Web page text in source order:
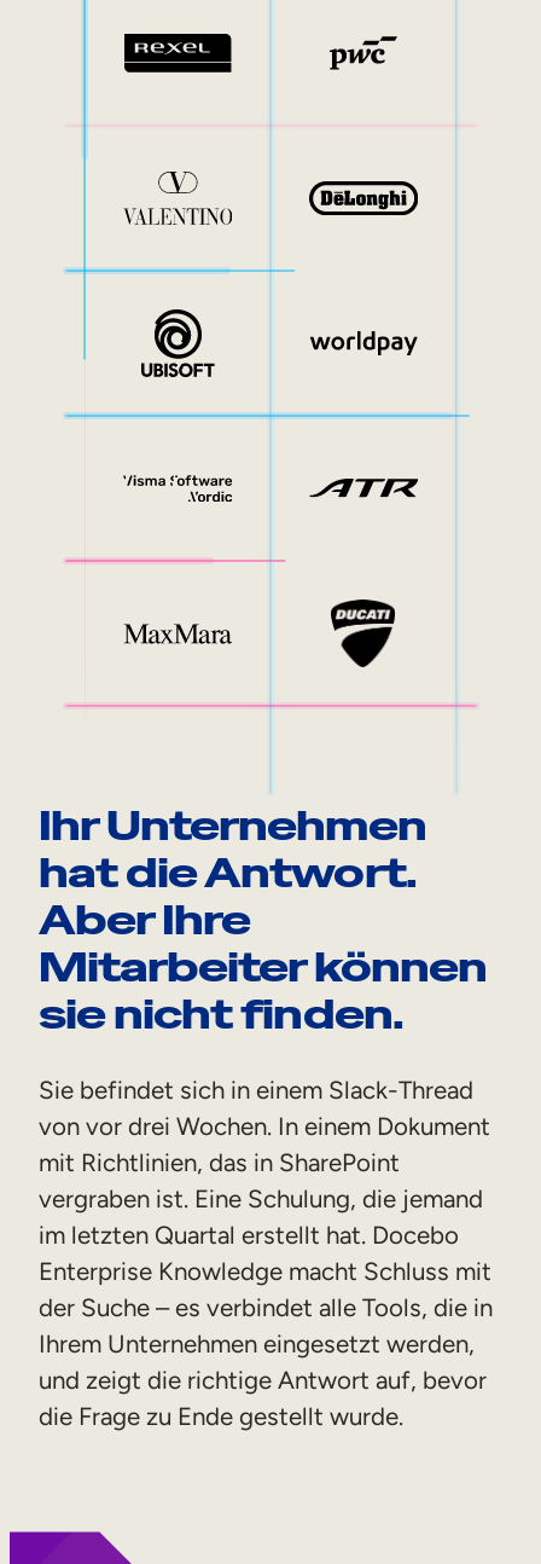
Ihr Unternehmen
hat die Antwort.
Aber Ihre
Mitarbeiter können
sie nicht finden.
Sie befindet sich in einem Slack-Thread
von vor drei Wochen. In einem Dokument
mit Richtlinien, das in SharePoint
vergraben ist. Eine Schulung, die jemand
im letzten Quartal erstellt hat. Docebo
Enterprise Knowledge macht Schluss mit
der Suche – es verbindet alle Tools, die in
Ihrem Unternehmen eingesetzt werden,
und zeigt die richtige Antwort auf, bevor
die Frage zu Ende gestellt wurde.